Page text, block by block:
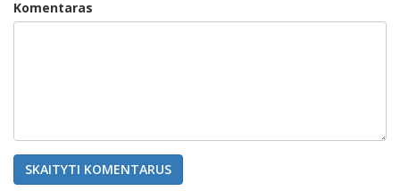
Komentaras
SKAITYTI KOMENTARUS